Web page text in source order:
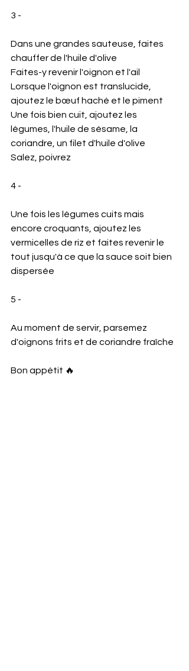
3 -
Dans une grandes sauteuse, faites
chauffer de l'huile d'olive
Faites-y revenir l'oignon et l'ail
Lorsque l'oignon est translucide,
ajoutez le bœuf haché et le piment
Une fois bien cuit, ajoutez les
légumes, l'huile de sésame, la
coriandre, un filet d'huile d'olive
Salez, poivrez
4 -
Une fois les légumes cuits mais
encore croquants, ajoutez les
vermicelles de riz et faites revenir le
tout jusqu'à ce que la sauce soit bien
dispersée
5 -
Au moment de servir, parsemez
d'oignons frits et de coriandre fraîche
Bon appétit 🔥